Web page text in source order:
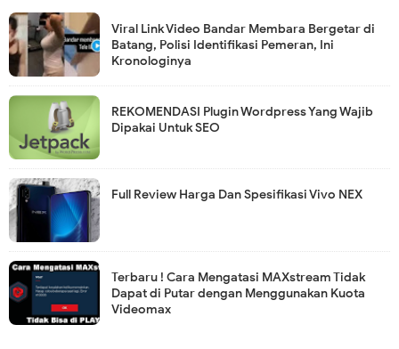
Viral Link Video Bandar Membara Bergetar di
Batang, Polisi Identifikasi Pemeran, Ini
Kronologinya
REKOMENDASI Plugin Wordpress Yang Wajib
Dipakai Untuk SEO
Full Review Harga Dan Spesifikasi Vivo NEX
Terbaru ! Cara Mengatasi MAXstream Tidak
Dapat di Putar dengan Menggunakan Kuota
Videomax